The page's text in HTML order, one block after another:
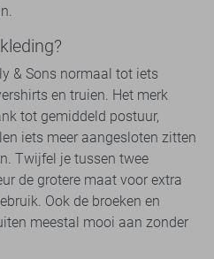
& Sons normaal tot iets
en truien. Het merk
tot gemiddeld postuur,
iets meer aangesloten zitten
Twijfel je tussen twee
de grotere maat voor extra
Ook de broeken en
meestal mooi aan zonder